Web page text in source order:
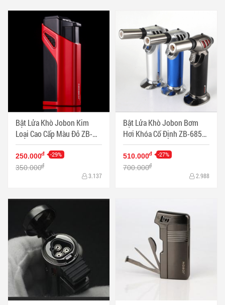
Bật Lửa Khò Jobon Kim
Loại Cao Cấp Màu Đỏ ZB-
981 - Mã SP: BL11374C
250.000đ -29%
350.000đ
3.137
Bật Lửa Khò Jobon Bơm
Hơi Khóa Cố Định ZB-685
Để Bàn Một Tia Đầu Dài -
Mã SP: BL11373
510.000đ -27%
700.000đ
2.988